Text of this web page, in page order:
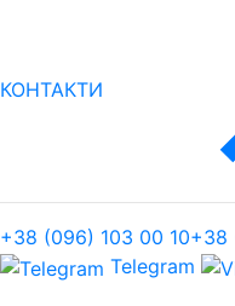
КОНТАКТИ
+38 (096) 103 00 10+38
Telegram